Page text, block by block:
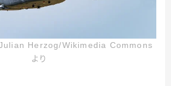
Julian Herzog/Wikimedia Commons
より